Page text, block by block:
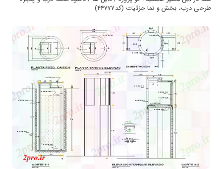
طرحی درب، بخش و نما جزئیات (کد44777)